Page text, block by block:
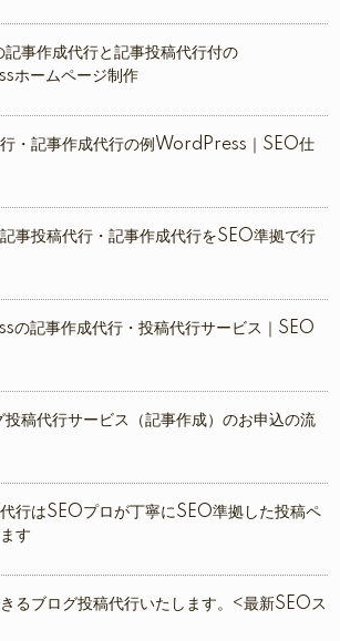
事作成代行と記事投稿代行付の
ホームページ制作
・記事作成代行の例WordPress｜SEO仕
事投稿代行・記事作成代行をSEO準拠で行
記事作成代行・投稿代行サービス｜SEO
稿代行サービス（記事作成）のお申込の流
行はSEOプロが丁寧にSEO準拠した投稿ペ
す
るブログ投稿代行いたします。<最新SEOス